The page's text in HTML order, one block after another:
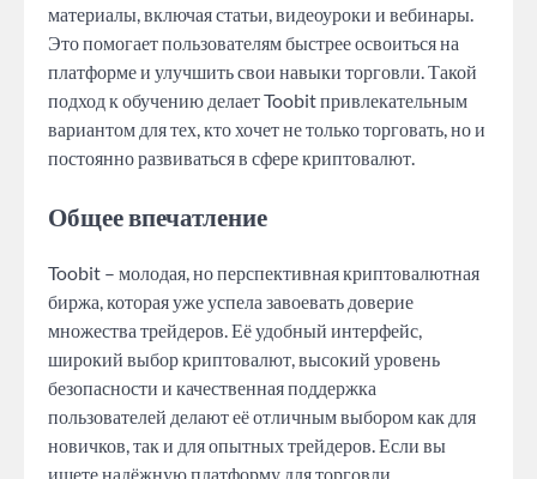
материалы, включая статьи, видеоуроки и вебинары.
Это помогает пользователям быстрее освоиться на
платформе и улучшить свои навыки торговли. Такой
подход к обучению делает Toobit привлекательным
вариантом для тех, кто хочет не только торговать, но и
постоянно развиваться в сфере криптовалют.
Общее впечатление
Toobit – молодая, но перспективная криптовалютная
биржа, которая уже успела завоевать доверие
множества трейдеров. Её удобный интерфейс,
широкий выбор криптовалют, высокий уровень
безопасности и качественная поддержка
пользователей делают её отличным выбором как для
новичков, так и для опытных трейдеров. Если вы
ищете надёжную платформу для торговли